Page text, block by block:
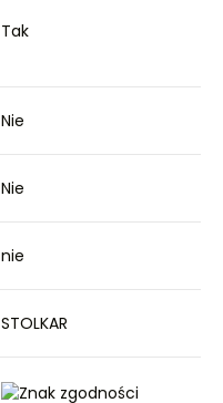
Tak
Nie
Nie
nie
STOLKAR